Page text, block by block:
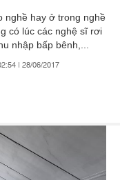
nghề hay ở trong nghề
có lúc các nghệ sĩ rơi
nhập bấp bênh,...
| 28/06/2017